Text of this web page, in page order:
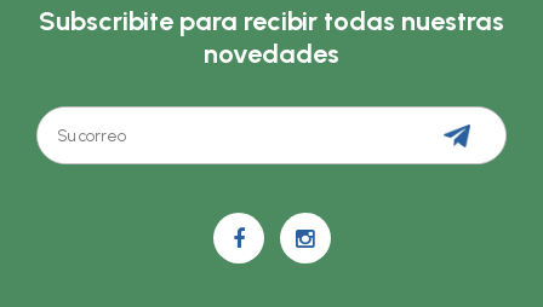
Subscribite para recibir todas nuestras
novedades